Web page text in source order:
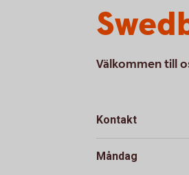
Välkommen till
Kontakt
Måndag